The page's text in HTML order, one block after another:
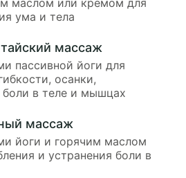
маслом или кремом для
ума и тела
массаж
пассивной йоги для
осанки,
боли в теле и мышцах
массаж
йоги и горячим маслом
и устранения боли в